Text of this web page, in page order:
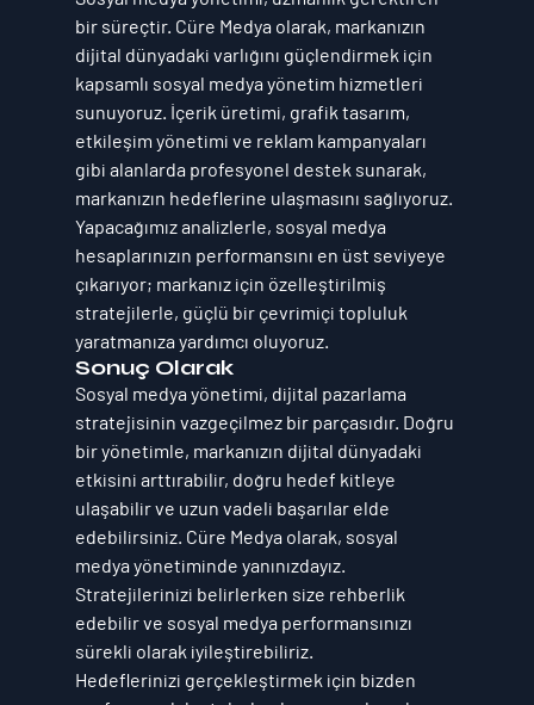
bir süreçtir. Cüre Medya olarak, markanızın
dijital dünyadaki varlığını güçlendirmek için
kapsamlı sosyal medya yönetim hizmetleri
sunuyoruz. İçerik üretimi, grafik tasarım,
etkileşim yönetimi ve reklam kampanyaları
gibi alanlarda profesyonel destek sunarak,
markanızın hedeflerine ulaşmasını sağlıyoruz.
Yapacağımız analizlerle, sosyal medya
hesaplarınızın performansını en üst seviyeye
çıkarıyor; markanız için özelleştirilmiş
stratejilerle, güçlü bir çevrimiçi topluluk
yaratmanıza yardımcı oluyoruz.
Sonuç Olarak
Sosyal medya yönetimi, dijital pazarlama
stratejisinin vazgeçilmez bir parçasıdır. Doğru
bir yönetimle, markanızın dijital dünyadaki
etkisini arttırabilir, doğru hedef kitleye
ulaşabilir ve uzun vadeli başarılar elde
edebilirsiniz. Cüre Medya olarak, sosyal
medya yönetiminde yanınızdayız.
Stratejilerinizi belirlerken size rehberlik
edebilir ve sosyal medya performansınızı
sürekli olarak iyileştirebiliriz.
Hedeflerinizi gerçekleştirmek için bizden